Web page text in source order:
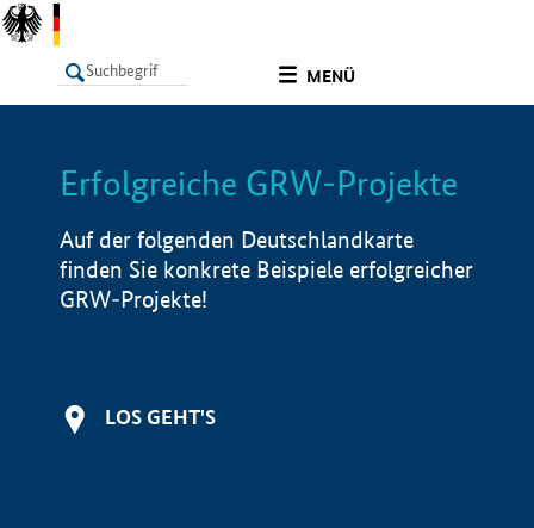
MENÜ
LISTE Info
Erfolgreiche GRW-Projekte
Auf der folgenden Deutschlandkarte
finden Sie konkrete Beispiele erfolgreicher
GRW-Projekte!
LOS GEHT'S